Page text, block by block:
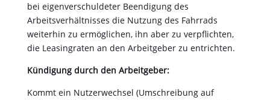
bei eigenverschuldeter Beendigung des
Arbeitsverhältnisses die Nutzung des Fahrrads
weiterhin zu ermöglichen, ihn aber zu verpflichten,
die Leasingraten an den Arbeitgeber zu entrichten.
Kündigung durch den Arbeitgeber:
Kommt ein Nutzerwechsel (Umschreibung auf